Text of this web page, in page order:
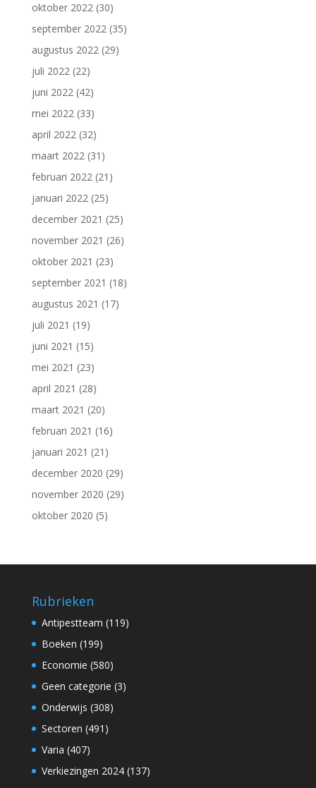
oktober 2022(30)
september 2022(35)
augustus 2022(29)
juli 2022(22)
juni 2022(42)
mei 2022(33)
april 2022(32)
maart 2022(31)
februari 2022(21)
januari 2022(25)
december 2021 (25)
november 2021 (26)
oktober 2021 (23)
september 2021 (18)
augustus 2021 (17)
juli 2021 (19)
juni 2021 (15)
mei 2021 (23)
april 2021 (28)
maart 2021 (20)
februari 2021 (16)
januari 2021 (21)
december 2020 (29)
november 2020 (29)
oktober 2020 (5)
Rubrieken
Antipestteam (119)
Boeken (199)
Economie (580)
Geen categorie (3)
Onderwijs (308)
Sectoren (491)
Varia (407)
Verkiezingen 2024(137)